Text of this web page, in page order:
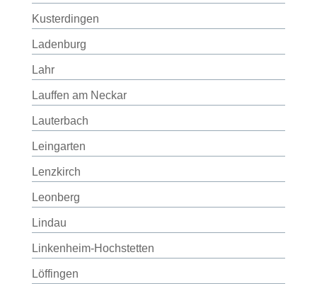
Kusterdingen
Ladenburg
Lahr
Lauffen am Neckar
Lauterbach
Leingarten
Lenzkirch
Leonberg
Lindau
Linkenheim-Hochstetten
Löffingen